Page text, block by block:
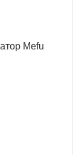
Mefu